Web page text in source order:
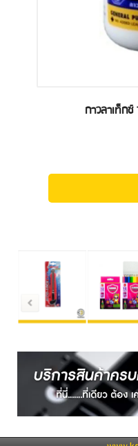
กาวลาเท็ก